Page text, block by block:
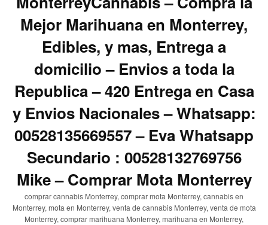
Mejor Marihuana en Monterrey,
Edibles, y mas, Entrega a
domicilio – Envios a toda la
Republica – 420 Entrega en Casa
y Envios Nacionales – Whatsapp:
00528135669557 – Eva Whatsapp
Secundario : 00528132769756
Mike – Comprar Mota Monterrey
comprar cannabis Monterrey, comprar mota Monterrey, cannabis en
Monterrey, mota en Monterrey, venta de cannabis Monterrey, venta de mota
Monterrey, comprar marihuana Monterrey, marihuana en Monterrey,